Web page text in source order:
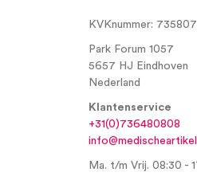
KVKnummer:
Park Forum 1057
5657 HJ Eindhoven
Nederland
Klantenservice
+31(0)736480808
Ma. t/m Vrij. 08:30 -